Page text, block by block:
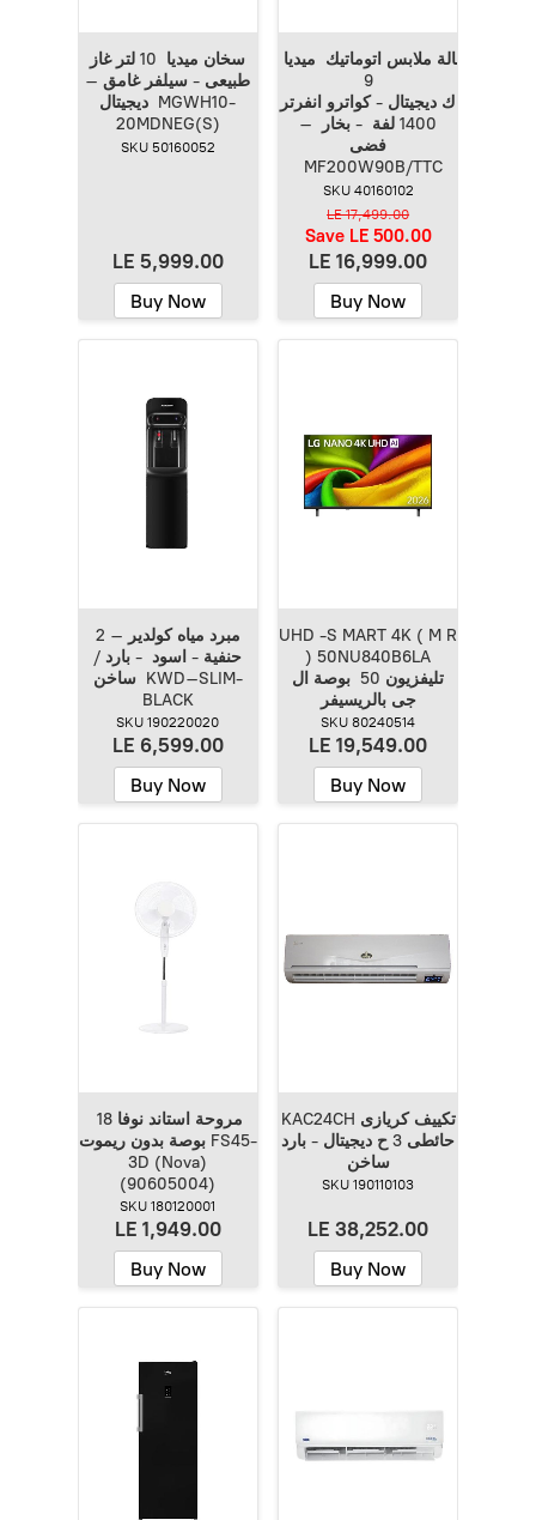
سخان ميديا 10 لتر غاز
طبيعى - سيلفر غامق –
ديجيتال MGWH10-
20MDNEG(S)
SKU 50160052
LE 5,999.00
Buy Now
غسالة ملابس اتوماتيك ميديا
9
ك ديجيتال - كواترو انفرتر
1400 لفة - بخار –
فضى
MF200W90B/TTC
SKU 40160102
LE 17,499.00
Save LE 500.00
LE 16,999.00
Buy Now
مبرد مياه كولدير – 2
حنفية - اسود - بارد /
ساخن KWD–SLIM-
BLACK
SKU 190220020
LE 6,599.00
Buy Now
UHD -S MART 4K ( M R
) 50NU840B6LA
تليفزيون 50 بوصة ال
جى بالريسيفر
SKU 80240514
LE 19,549.00
Buy Now
مروحة استاند نوفا 18
بوصة بدون ريموت FS45-
3D (Nova)
(90605004)
SKU 180120001
LE 1,949.00
Buy Now
KAC24CH تكييف كريازى
حائطى 3 ح ديجيتال - بارد
ساخن
SKU 190110103
LE 38,252.00
Buy Now